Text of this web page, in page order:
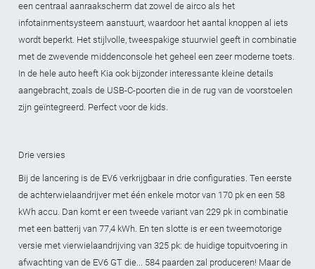
een centraal aanraakscherm dat zowel de airco als het
infotainmentsysteem aanstuurt, waardoor het aantal knoppen al iets
wordt beperkt. Het stijlvolle, tweespakige stuurwiel geeft in combinatie
met de zwevende middenconsole het geheel een zeer moderne toets.
In de hele auto heeft Kia ook bijzonder interessante kleine details
aangebracht, zoals de USB-C-poorten die in de rug van de voorstoelen
zijn geïntegreerd. Perfect voor de kids.
Drie versies
Bij de lancering is de EV6 verkrijgbaar in drie configuraties. Ten eerste
de achterwielaandrijver met één enkele motor van 170 pk en een 58
kWh accu. Dan komt er een tweede variant van 229 pk in combinatie
met een batterij van 77,4 kWh. En ten slotte is er een tweemotorige
versie met vierwielaandrijving van 325 pk: de huidige topuitvoering in
afwachting van de EV6 GT die... 584 paarden zal produceren! Maar de